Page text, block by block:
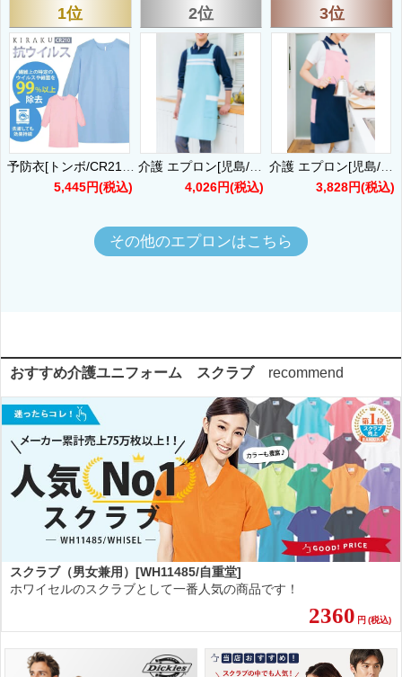
1位
5,445円(税込)
2位
4,026円(税込)
3位
介護 エプロン[児島/5783]男女兼用/防汚/撥水/撥油
3,828円(税込)
その他のエプロンはこちら
おすすめ介護ユニフォーム スクラブ recommend
スクラブ（男女兼用）[WH11485/自重堂]
ホワイセルのスクラブとして一番人気の商品です！
2360 円 (税込)